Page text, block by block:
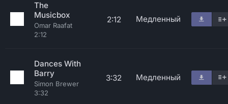
The
Musicbox
Omar Raafat
2:12
2:12 Медленный
Dances With
Barry
Simon Brewer
3:32
3:32 Медленный